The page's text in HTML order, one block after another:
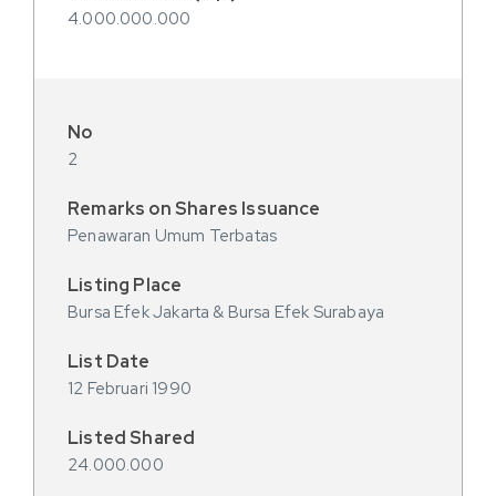
4.000.000.000
2
Penawaran Umum Terbatas
Bursa Efek Jakarta & Bursa Efek Surabaya
12 Februari 1990
24.000.000